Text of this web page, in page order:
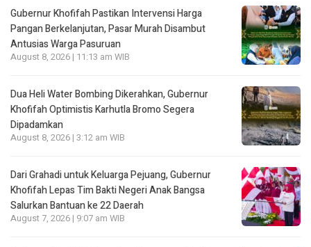
Gubernur Khofifah Pastikan Intervensi Harga
Pangan Berkelanjutan, Pasar Murah Disambut
Antusias Warga Pasuruan
August 8, 2026 | 11:13 am WIB
Dua Heli Water Bombing Dikerahkan, Gubernur
Khofifah Optimistis Karhutla Bromo Segera
Dipadamkan
August 8, 2026 | 3:12 am WIB
Dari Grahadi untuk Keluarga Pejuang, Gubernur
Khofifah Lepas Tim Bakti Negeri Anak Bangsa
Salurkan Bantuan ke 22 Daerah
August 7, 2026 | 9:07 am WIB